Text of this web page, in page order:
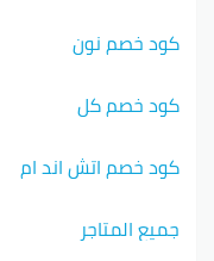
كود خصم نون
كود خصم كل
كود خصم اتش اند ام
جميع المتاجر